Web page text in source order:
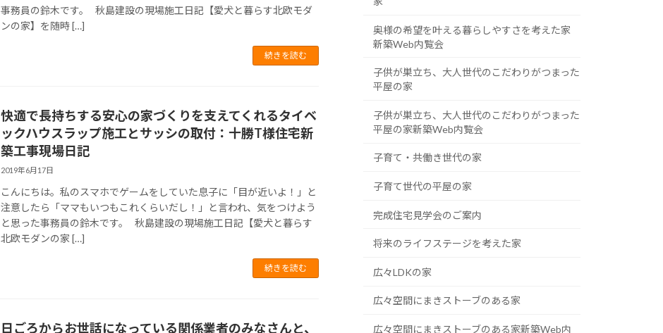
事務員の鈴木です。 秋島建設の現場施工日記【愛犬と暮らす北欧モダ
ンの家】を随時 […]
続きを読む
快適で長持ちする安心の家づくりを支えてくれるタイベ
ックハウスラップ施工とサッシの取付：十勝T様住宅新
築工事現場日記
2019年6月17日
こんにちは。私のスマホでゲームをしていた息子に「目が近いよ！」と
注意したら「ママもいつもこれくらいだし！」と言われ、気をつけよう
と思った事務員の鈴木です。 秋島建設の現場施工日記【愛犬と暮らす
北欧モダンの家 […]
続きを読む
日ごろからお世話になっている関係業者のみなさんと、
奥様の希望を叶える暮らしやすさを考えた家
新築Web内覧会
子供が巣立ち、大人世代のこだわりがつまった
平屋の家
子供が巣立ち、大人世代のこだわりがつまった
平屋の家新築Web内覧会
子育て・共働き世代の家
子育て世代の平屋の家
完成住宅見学会のご案内
将来のライフステージを考えた家
広々LDKの家
広々空間にまきストーブのある家
広々空間にまきストーブのある家新築Web内